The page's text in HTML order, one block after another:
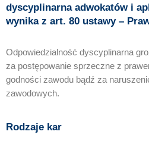
dyscyplinarna adwokatów i
wynika z art. 80 ustawy –
Odpowiedzialność dyscyplinarna
za postępowanie sprzeczne z
godności zawodu bądź za
zawodowych.
Rodzaje kar